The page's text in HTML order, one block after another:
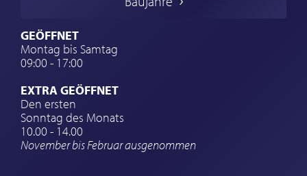
Schwedische Oldtimer
Oldtimer mit h-kennzeichen
Auto Oldtimer Markt
Oldtimer-Versicherung
Oldtimer-Clubs
Oldtimer-Reisen
GEÖFFNET
Montag bis Samtag
09:00 - 17:00
EXTRA GEÖFFNET
Den ersten
Sonntag des Monats
10.00 - 14.00
November bis Februar ausgenommen